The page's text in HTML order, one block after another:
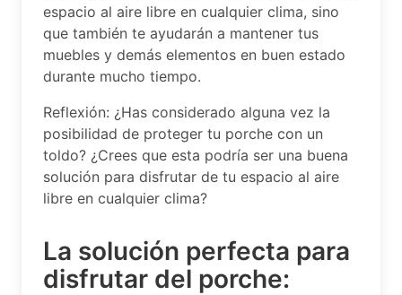
espacio al aire libre en cualquier clima, sino
que también te ayudarán a mantener tus
muebles y demás elementos en buen estado
durante mucho tiempo.
Reflexión: ¿Has considerado alguna vez la
posibilidad de proteger tu porche con un
toldo? ¿Crees que esta podría ser una buena
solución para disfrutar de tu espacio al aire
libre en cualquier clima?
La solución perfecta para
disfrutar del porche: